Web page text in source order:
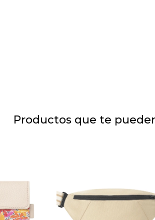
Productos que te